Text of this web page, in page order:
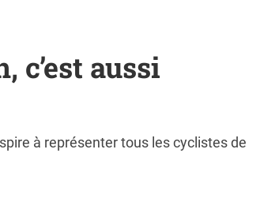
c’est aussi
à représenter tous les cyclistes de